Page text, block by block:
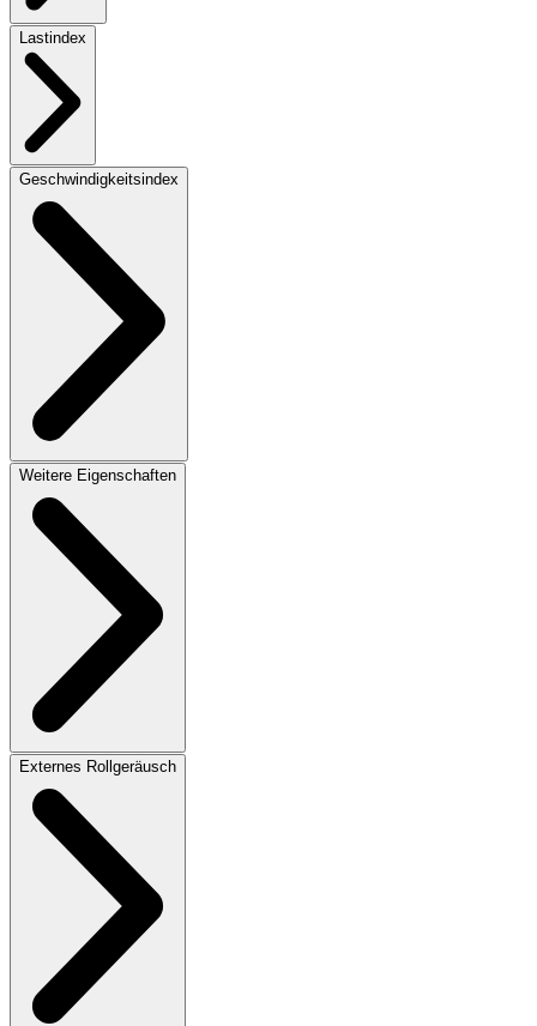
Lastindex
Geschwindigkeitsindex
Weitere Eigenschaften
Externes Rollgeräusch